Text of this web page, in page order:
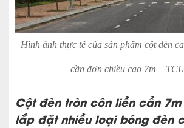
Hình ảnh thực tế của sản phẩm cột đèn
cần đơn chiều cao 7m –
Cột đèn tròn côn liền cần 7m
lắp đặt nhiều loại bóng đèn